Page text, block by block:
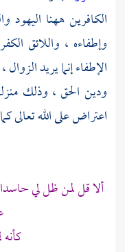
الكافرين ههنا اليهود
وإطفاءه ، واللائق
الإطفاء إنما يريد
ودين الحق ، وذلك
اعتراض على الله تعالى
ألا قل لمن ظل لي